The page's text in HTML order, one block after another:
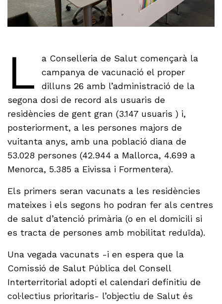
L
a Conselleria de Salut començarà la
campanya de vacunació el proper
dilluns 26 amb l’administració de la
segona dosi de record als usuaris de
residències de gent gran (3.147 usuaris ) i,
posteriorment, a les persones majors de
vuitanta anys, amb una població diana de
53.028 persones (42.944 a Mallorca, 4.699 a
Menorca, 5.385 a Eivissa i Formentera).
Els primers seran vacunats a les residències
mateixes i els segons ho podran fer als centres
de salut d’atenció primària (o en el domicili si
es tracta de persones amb mobilitat reduïda).
Una vegada vacunats -i en espera que la
Comissió de Salut Pública del Consell
Interterritorial adopti el calendari definitiu de
col·lectius prioritaris- l’objectiu de Salut és